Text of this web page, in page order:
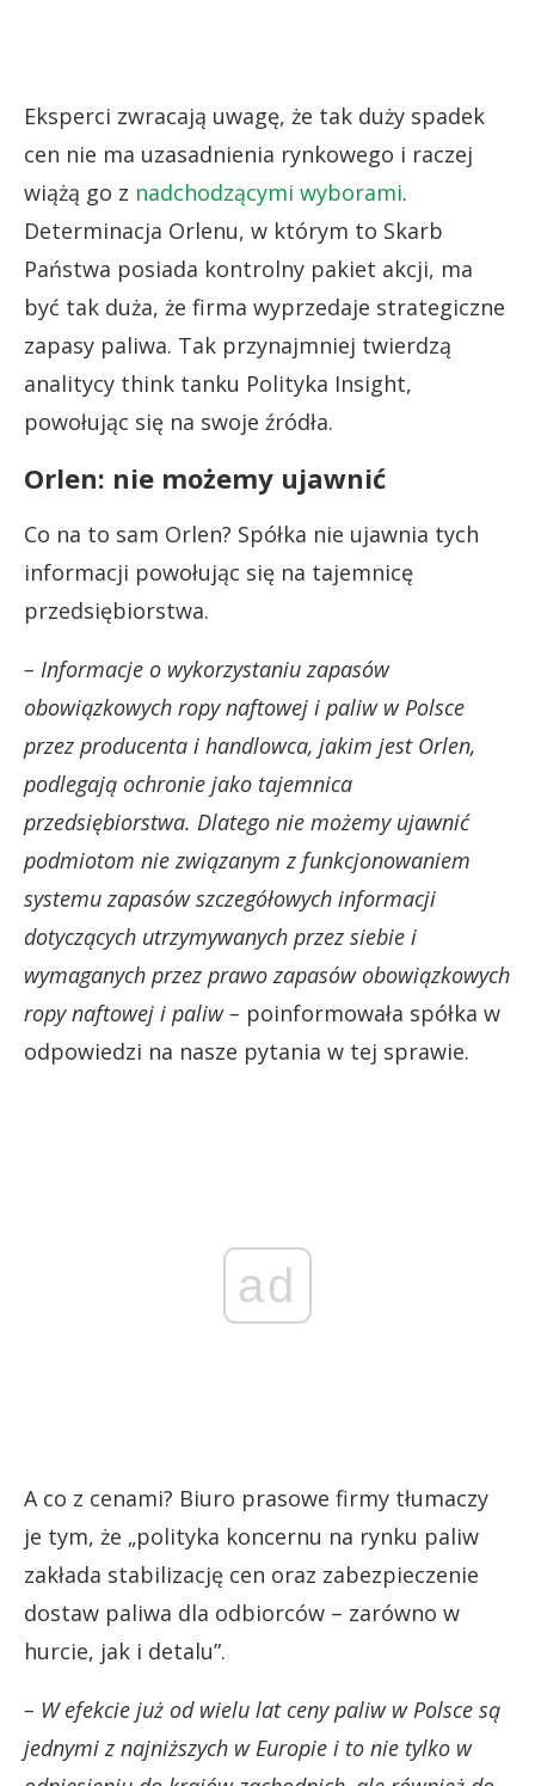
Eksperci zwracają uwagę, że tak duży spadek
cen nie ma uzasadnienia rynkowego i raczej
wiążą go z nadchodzącymi wyborami.
Determinacja Orlenu, w którym to Skarb
Państwa posiada kontrolny pakiet akcji, ma
być tak duża, że firma wyprzedaje strategiczne
zapasy paliwa. Tak przynajmniej twierdzą
analitycy think tanku Polityka Insight,
powołując się na swoje źródła.
Orlen: nie możemy ujawnić
Co na to sam Orlen? Spółka nie ujawnia tych
informacji powołując się na tajemnicę
przedsiębiorstwa.
– Informacje o wykorzystaniu zapasów
obowiązkowych ropy naftowej i paliw w Polsce
przez producenta i handlowca, jakim jest Orlen,
podlegają ochronie jako tajemnica
przedsiębiorstwa. Dlatego nie możemy ujawnić
podmiotom nie związanym z funkcjonowaniem
systemu zapasów szczegółowych informacji
dotyczących utrzymywanych przez siebie i
wymaganych przez prawo zapasów obowiązkowych
ropy naftowej i paliw – poinformowała spółka w
odpowiedzi na nasze pytania w tej sprawie.
ad
A co z cenami? Biuro prasowe firmy tłumaczy
je tym, że „polityka koncernu na rynku paliw
zakłada stabilizację cen oraz zabezpieczenie
dostaw paliwa dla odbiorców – zarówno w
hurcie, jak i detalu”.
– W efekcie już od wielu lat ceny paliw w Polsce są
jednymi z najniższych w Europie i to nie tylko w